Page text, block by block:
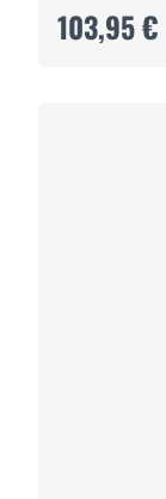
103,95 €